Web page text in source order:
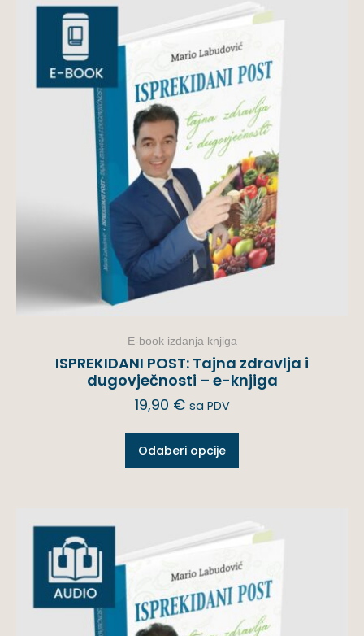
E-book izdanja knjiga
ISPREKIDANI POST: Tajna zdravlja i
dugovječnosti – e-knjiga
19,90 € sa PDV
Odaberi opcije